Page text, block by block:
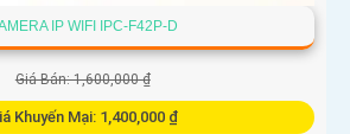
IP WIFI IPC-F42P-D
Giá Bán: 1,600,000 ₫
Khuyến Mại: 1,400,000 ₫